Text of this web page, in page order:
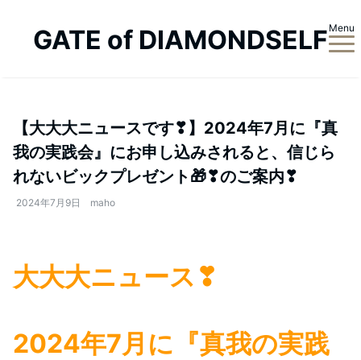
GATE of DIAMONDSELF Menu
【大大大ニュースです❣】2024年7月に『真
我の実践会』にお申し込みされると、信じら
れないビックプレゼント🎁❣のご案内❣
2024年7月9日 maho
大大大ニュース❣
2024年7月に『真我の実践